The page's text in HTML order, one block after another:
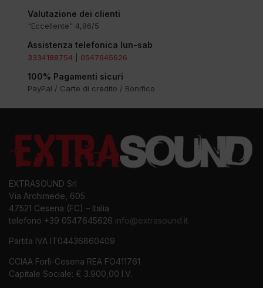
Valutazione dei clienti
"Eccellente" 4,86/5
Assistenza telefonica lun-sab
3334188754 0547645626
100% Pagamenti sicuri
PayPal / Carte di credito / Bonifico
EXTRASOUND Srl
Via Archimede, 605
47521 Cesena (FC) – Italia
telefono +39 0547645626 info@extrasound.it
Partita IVA IT04436860409
CCIAA Forlì-Cesena REA FO411761
Capitale Sociale: € 3.900,00 I.V.